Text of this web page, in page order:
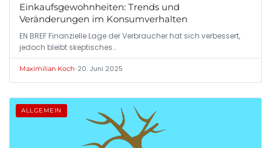
Einkaufsgewohnheiten: Trends und
Veränderungen im Konsumverhalten
EN BREF Finanzielle Lage der Verbraucher hat sich verbessert,
jedoch bleibt skeptisches…
Maximilian Koch•20. Juni 2025
ALLGEMEIN